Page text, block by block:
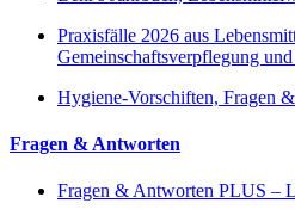
Praxisfälle 2026 aus
Gemeinschaftsverpflegung
Hygiene-Vorschiften, Fragen
Fragen & Antworten
Fragen & Antworten PLUS –